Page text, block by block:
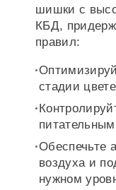
шишки с
КБД,
правил:
стадии
Обеспечьте
воздуха и
нужном